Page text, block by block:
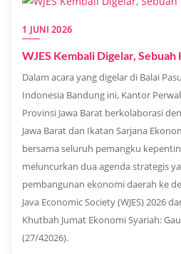
1 JUNI 2026
WJES Kembali Digelar,
Dalam acara yang digelar di Balai
Indonesia Bandung ini, Kantor
Provinsi Jawa Barat berkolaborasi
Jawa Barat dan Ikatan Sarjana
bersama seluruh pemangku
meluncurkan dua agenda strategis
pembangunan ekonomi daerah ke
Java Economic Society (WJES) 2026
Khutbah Jumat Ekonomi Syariah:
(27/42026).